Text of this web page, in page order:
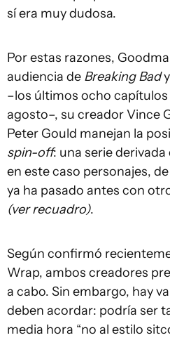
sí era muy dudosa.
Por estas razones,
audiencia de Breaking Bad
–los últimos ocho capítulos
agosto–, su creador Vince
Peter Gould manejan la
spin-off: una serie
en este caso personajes,
ya ha pasado antes con
(ver recuadro).
Según confirmó
Wrap, ambos creadores
a cabo. Sin embargo, hay
deben acordar: podría ser
media hora “no al estilo